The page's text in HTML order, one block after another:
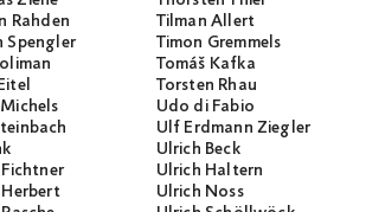
Rahden
Tilman Allert
Spengler
Timon Gremmels
Tomáš Kafka
Torsten Rhau
Udo di Fabio
Ulf Erdmann Ziegler
Ulrich Beck
Ulrich Haltern
Ulrich Noss